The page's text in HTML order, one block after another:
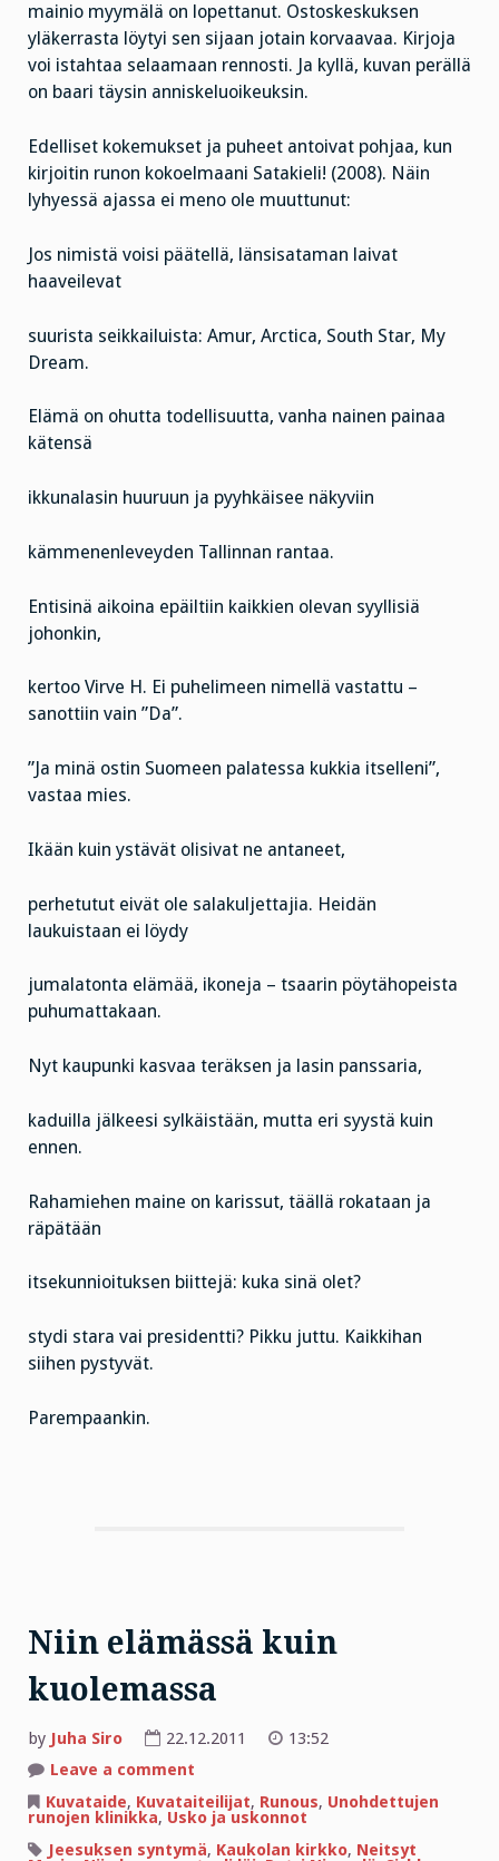
mainio myymälä on lopettanut. Ostoskeskuksen
yläkerrasta löytyi sen sijaan jotain korvaavaa. Kirjoja
voi istahtaa selaamaan rennosti. Ja kyllä, kuvan perällä
on baari täysin anniskeluoikeuksin.
Edelliset kokemukset ja puheet antoivat pohjaa, kun
kirjoitin runon kokoelmaani Satakieli! (2008). Näin
lyhyessä ajassa ei meno ole muuttunut:
Jos nimistä voisi päätellä, länsisataman laivat
haaveilevat
suurista seikkailuista: Amur, Arctica, South Star, My
Dream.
Elämä on ohutta todellisuutta, vanha nainen painaa
kätensä
ikkunalasin huuruun ja pyyhkäisee näkyviin
kämmenenleveyden Tallinnan rantaa.
Entisinä aikoina epäiltiin kaikkien olevan syyllisiä
johonkin,
kertoo Virve H. Ei puhelimeen nimellä vastattu –
sanottiin vain ”Da”.
”Ja minä ostin Suomeen palatessa kukkia itselleni”,
vastaa mies.
Ikään kuin ystävät olisivat ne antaneet,
perhetutut eivät ole salakuljettajia. Heidän
laukuistaan ei löydy
jumalatonta elämää, ikoneja – tsaarin pöytähopeista
puhumattakaan.
Nyt kaupunki kasvaa teräksen ja lasin panssaria,
kaduilla jälkeesi sylkäistään, mutta eri syystä kuin
ennen.
Rahamiehen maine on karissut, täällä rokataan ja
räpätään
itsekunnioituksen biittejä: kuka sinä olet?
stydi stara vai presidentti? Pikku juttu. Kaikkihan
siihen pystyvät.
Parempaankin.
Niin elämässä kuin
kuolemassa
by Juha Siro 22.12.2011
13:52
Leave a comment
elämässä
kuin
kuolemassa
Kuvataide, Kuvataiteilijat, Runous, Unohdettujen
runojen klinikka, Usko ja uskonnot
Jeesuksen syntymä, Kaukolan kirkko, Neitsyt